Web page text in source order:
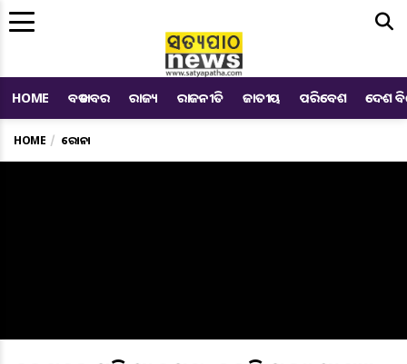
HOME ବଡ ଖବର ରାଜ୍ୟ ରାଜନୀତି ଜାତୀୟ ପରିବେଶ ଦେଶ
HOME କରୋନା